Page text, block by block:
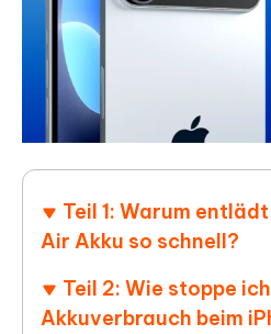
Teil 1: Warum
Air Akku so schnell?
Teil 2: Wie stoppe
Akkuverbrauch beim